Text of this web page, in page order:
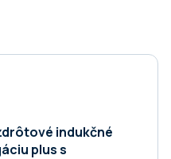
indukčné
plus s